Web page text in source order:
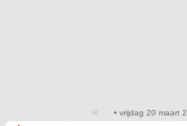
• vrijdag 20 maart